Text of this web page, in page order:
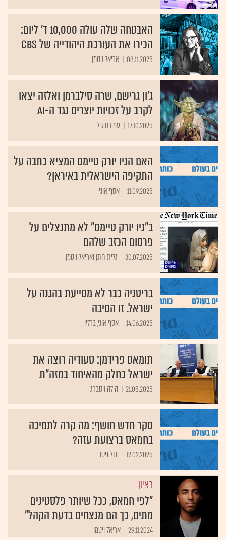
האבטחה שלה עולה 10,000 ד' ליום:
הכירו את העורכת היהודייה של CBS
08.11.2025 אריאל ויטמן
ג'ון גרישם, שרה סילברמן ואלזה יצאו
לקרב על זכויות יוצרים נגד ה-AI
17.10.2025 עמירם גיל
האם הניו יורק טיימס המציא כתבה על
התקיפה הישראלית באיראן?
11.09.2025 אסף אוני
ב"ניו יורק טיימס" לא מתנצלים על
פרסום הכזב שלהם
30.07.2025 גלית חתן ואריאל ויטמן
בריטניה כבר לא מסייעת בהגנה על
ישראל. זו הסיבה
14.06.2025 אסף אוני, ברלין
תומאס פרידמן: סעודיה רוצה את
ישראל כחלק מהאיחוד במזה"ת
21.05.2025 הילה ויסברג
סקר חדש חושף: מה קרה לתמיכה
בחמאס ברצועת עזה?
12.02.2025 יובל פסו
ראיון
"לפי חמאס, ככל שיותר פלסטינים
מתים, כך הם מנצחים בדעת הקהל"
29.11.2024 אריאל ויטמן